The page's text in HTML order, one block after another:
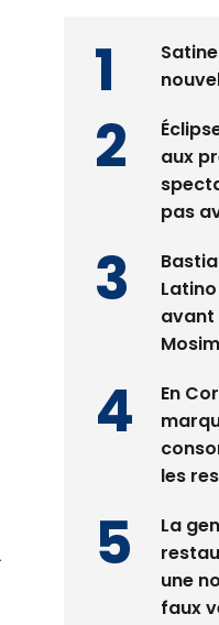
Les
aux
pas
Latino
En
les
La